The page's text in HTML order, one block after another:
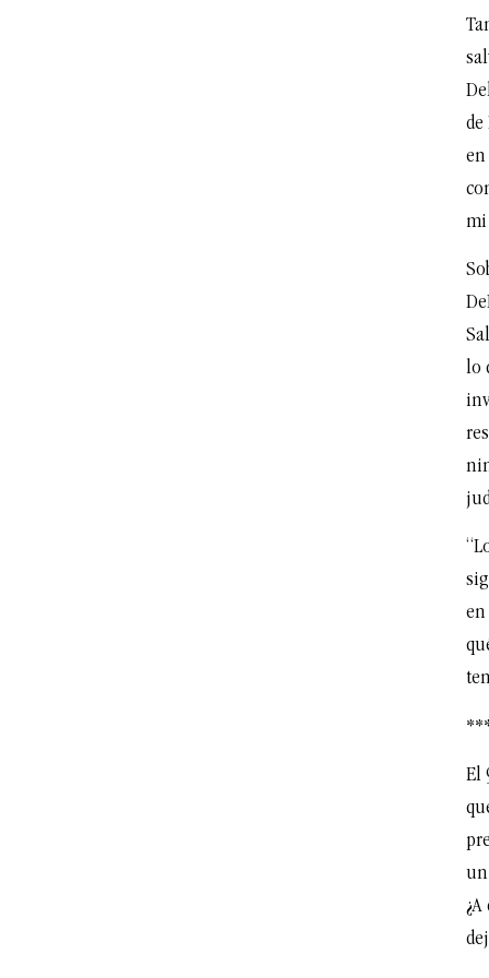
de
en
mi
lo
en
El
un